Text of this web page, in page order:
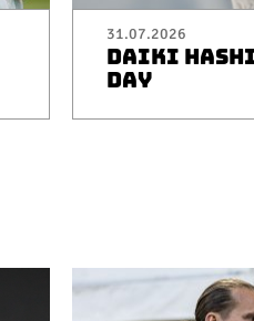
31.07.2026
DAIKI
DAY